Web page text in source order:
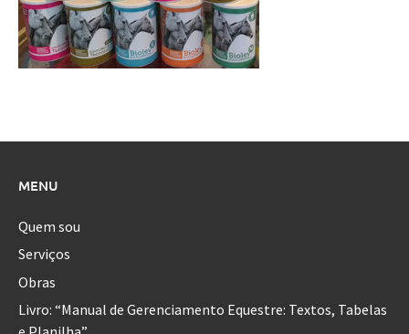
MENU
Quem sou
Serviços
Obras
Livro: “Manual de Gerenciamento Equestre: Textos, Tabelas